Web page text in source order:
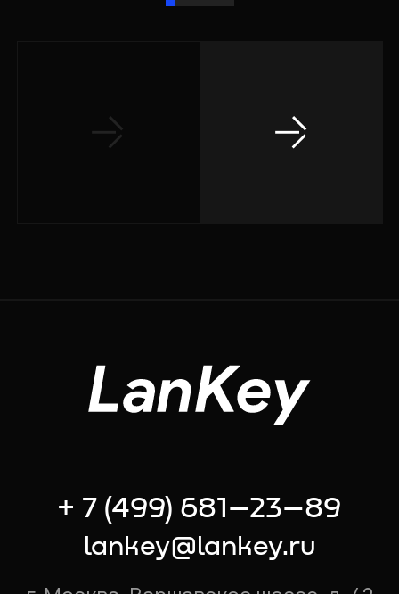
+ 7 (499) 681–23–89
lankey@lankey.ru